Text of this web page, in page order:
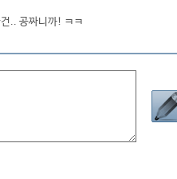
.. 공짜니까! ㅋㅋ